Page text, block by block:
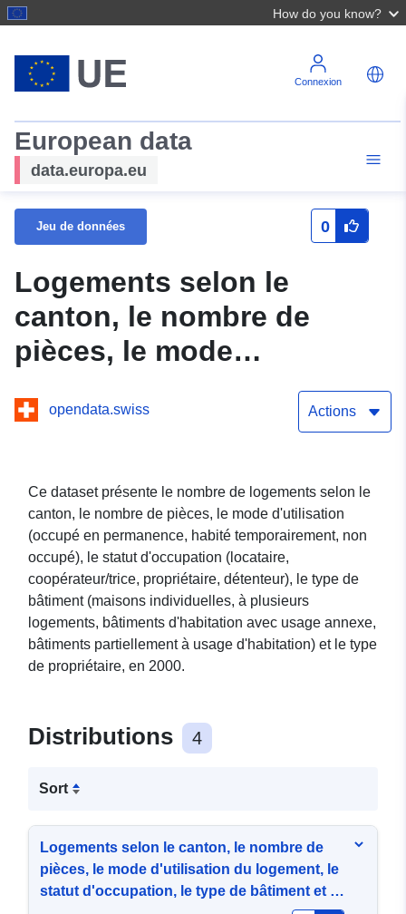
How do you know?
Connexion
European data
data.europa.eu
Jeu de données 0
Logements selon le
canton, le nombre de
pièces, le mode
d'utilisation du logement,
le statut d'occupation, le
de propriétaire, 2000
opendata.swiss Actions
Ce dataset présente le nombre de logements selon le
canton, le nombre de pièces, le mode d'utilisation
(occupé en permanence, habité temporairement, non
occupé), le statut d'occupation (locataire,
coopérateur/trice, propriétaire, détenteur), le type de
bâtiment (maisons individuelles, à plusieurs
logements, bâtiments d'habitation avec usage annexe,
bâtiments partiellement à usage d'habitation) et le type
de propriétaire, en 2000.
Distributions 4
Sort
Logements selon le canton, le nombre de
pièces, le mode d'utilisation du logement, le
statut d'occupation, le type de bâtiment et le